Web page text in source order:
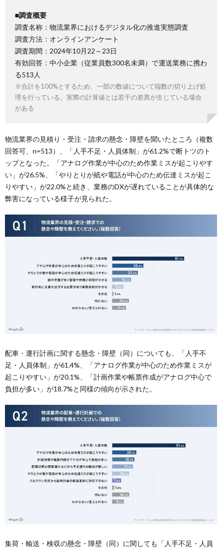
■調査概要
調査名称：物流業界におけるデジタル化の推進実態調査
調査方法：オンラインアンケート
調査期間：2024年10月22～23日
有効回答：中小企業（従業員数300名未満）で運送業務に携わ
る513人
※合計を100%とするため、一部の数値について端数の切り上げ処
理を行っている。実際の計算値とは若干の差異が生じている場合
がある
物流業界の見積り・受注・請求の懸念・障壁を聞いたところ（複数
回答可、n=513）、「人手不足・人員体制」が61.2%で断トツのト
ップとなった。「アナログ作業が中心のため作業ミスが起こりやす
い」が26.5%、「やりとりが紙や電話が中心のため伝達ミスが起こ
りやすい」が22.0%と続き、業務のDXが遅れていることが具体的な
弊害になっている様子が見られた。
配車・運行計画に関する懸念・障壁（同）についても、「人手不
足・人員体制」が61.4%、「アナログ作業が中心のため作業ミスが
起こりやすい」が20.1%、「計画作業や帳票作成がアナログ中心で
負担が多い」が18.7%と同様の傾向が示された。
集荷・輸送・検収の懸念・障壁（同）に関しても「人手不足・人員